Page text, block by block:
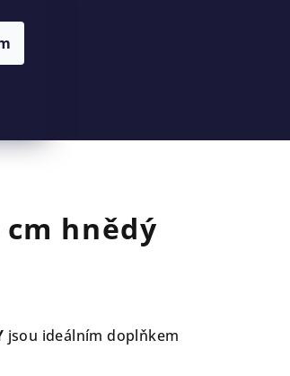
cm hnědý
jsou ideálním doplňkem